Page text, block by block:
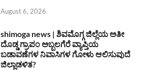
August 6, 2026
shimoga news | ಶಿವಮೊಗ್ಗ ಜಿಲ್ಲೆಯ ಅತೀ
ದೊಡ್ಡ ಗ್ರಾಪಂ ಅಬ್ಬಲಗೆರೆ ವ್ಯಾಪ್ತಿಯ
ಬಡಾವಣೆಗಳ ನಿವಾಸಿಗಳ ಗೋಳು ಆಲಿಸುವುದೆ
ಜಿಲ್ಲಾಡಳಿತ?